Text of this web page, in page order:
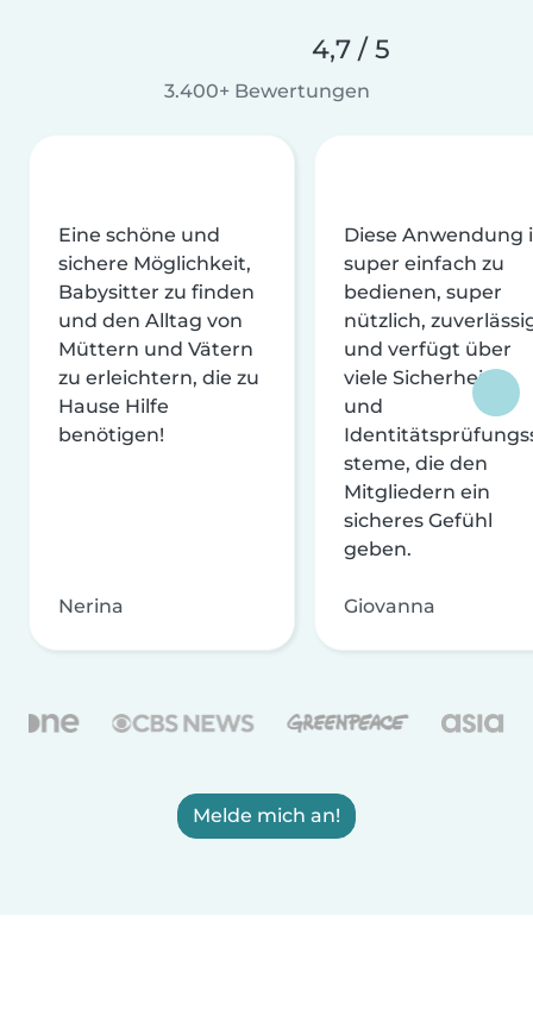
4,7 / 5
3.400+ Bewertungen
Eine schöne und
sichere Möglichkeit,
Babysitter zu finden
und den Alltag von
Müttern und Vätern
zu erleichtern, die zu
Hause Hilfe
benötigen!
Nerina
Diese Anwendung
super einfach zu
bedienen, super
nützlich,
und verfügt über
viele Sicherheits-
und
steme, die den
Mitgliedern ein
sicheres Gefühl
geben.
Giovanna
Melde mich an!